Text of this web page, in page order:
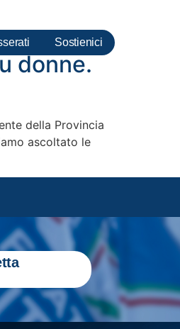
Sostienici
donne.
della Provincia
ascoltato le